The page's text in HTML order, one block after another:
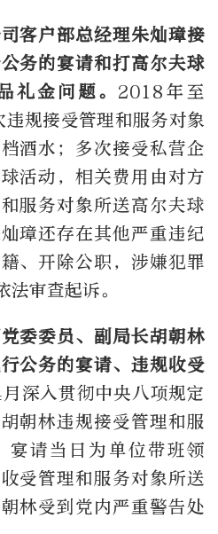
客户部总经理朱灿璋接
务的宴请和打高尔夫球
礼金问题。 2018年至
规接受管理和服务对象
酒水；多次接受私营企
活动，相关费用由对方
服务对象所送高尔夫球
璋还存在其他严重违纪
、开除公职，涉嫌犯罪
法审查起诉。
委委员、副局长胡朝林
公务的宴请、违规收受
深入贯彻中央八项规定
朝林违规接受管理和服
宴请当日为单位带班领
受管理和服务对象所送
林受到党内严重警告处